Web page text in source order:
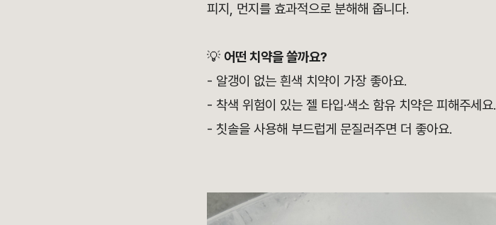
피지, 먼지를 효과적으로 분해해 줍니다.
💡 어떤 치약을 쓸까요?
- 알갱이 없는 흰색 치약이 가장 좋아요.
- 착색 위험이 있는 젤 타입·색소 함유 치약은 피해주세요.
- 칫솔을 사용해 부드럽게 문질러주면 더 좋아요.